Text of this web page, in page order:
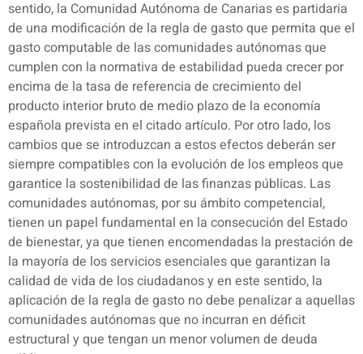
sentido, la Comunidad Autónoma de Canarias es partidaria
de una modificación de la regla de gasto que permita que el
gasto computable de las comunidades autónomas que
cumplen con la normativa de estabilidad pueda crecer por
encima de la tasa de referencia de crecimiento del
producto interior bruto de medio plazo de la economía
española prevista en el citado artículo. Por otro lado, los
cambios que se introduzcan a estos efectos deberán ser
siempre compatibles con la evolución de los empleos que
garantice la sostenibilidad de las finanzas públicas. Las
comunidades autónomas, por su ámbito competencial,
tienen un papel fundamental en la consecución del Estado
de bienestar, ya que tienen encomendadas la prestación de
la mayoría de los servicios esenciales que garantizan la
calidad de vida de los ciudadanos y en este sentido, la
aplicación de la regla de gasto no debe penalizar a aquellas
comunidades autónomas que no incurran en déficit
estructural y que tengan un menor volumen de deuda